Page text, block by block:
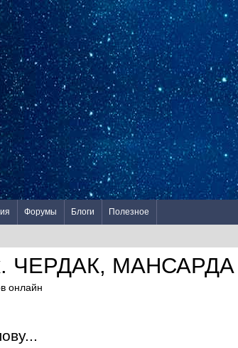
Форумы Блоги Полезное
ЧЕРДАК, МАНСАРДА
онлайн